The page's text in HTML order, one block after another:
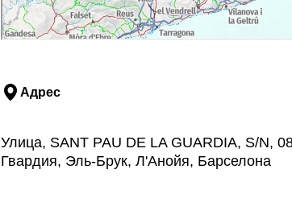
Адрес
Улица, SANT PAU DE LA GUARDIA, S/N,
Гвардия, Эль-Брук, Л'Анойя, Барселона